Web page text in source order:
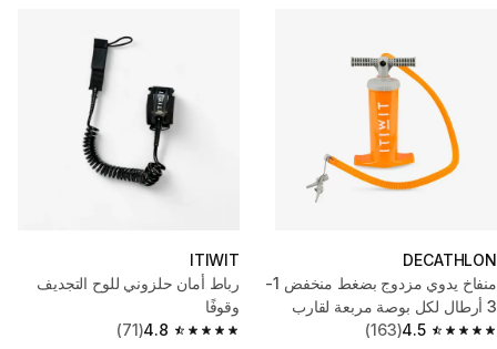
DECATHLON
منفاخ يدوي مزدوج بضغط منخفض 1-
3 أرطال لكل بوصة مربعة لقارب
الكاياك 2 ‏x ‏1.4‏لتر
4.5
4.5 out of 5 stars from 163 reviews
(163)
ITIWIT
رباط أمان حلزوني للوح التجديف
وقوفًا
4.8
4.8 out of 5 stars from 71 reviews
(71)